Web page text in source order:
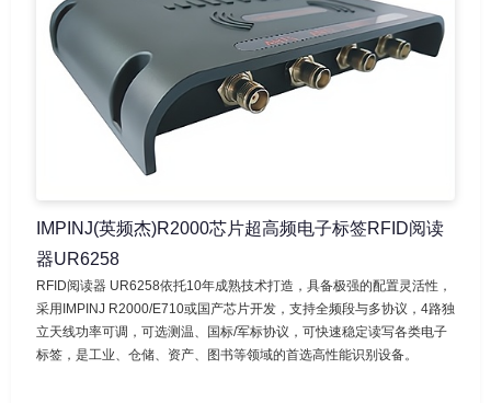
IMPINJ(英频杰)R2000芯片超高频电子标签RFID阅读
器UR6258
RFID阅读器 UR6258依托10年成熟技术打造，具备极强的配置灵活性，
采用IMPINJ R2000/E710或国产芯片开发，支持全频段与多协议，4路独
立天线功率可调，可选测温、国标/军标协议，可快速稳定读写各类电子
标签，是工业、仓储、资产、图书等领域的首选高性能识别设备。